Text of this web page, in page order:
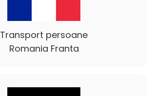
Transport persoane
Romania Franta